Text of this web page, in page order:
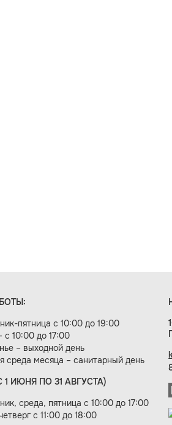
пятница с 10:00 до 19:00
с 10:00 до 17:00
– выходной день
среда месяца – санитарный день
ИЮНЯ ПО 31 АВГУСТА)
среда, пятница с 10:00 до 17:00
с 11:00 до 18:00
«Цифровой век»